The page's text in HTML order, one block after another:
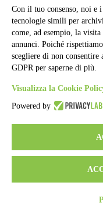
Gestione consensi
Amministrazione
Pagina visualizzata
Sezione Copyright
Copyright 2026 |
Parma S.p.A. | Divisione
Con il tuo consenso, noi e
tecnologie simili per
come, ad esempio, la
annunci. Poiché
scegliere di non
GDPR per saperne di più.
Visualizza la Cookie
Powered by